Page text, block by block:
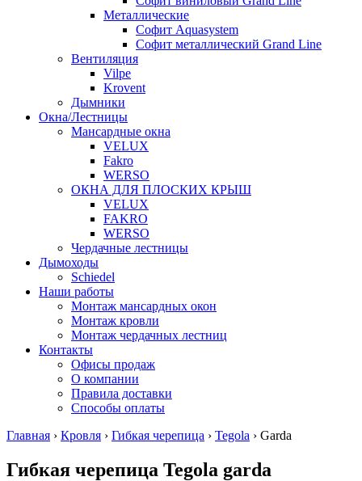
Металлические
Софит Aquasystem
Софит металлический Grand Line
Вентиляция
Vilpe
Krovent
Дымники
Окна/Лестницы
Мансардные окна
VELUX
Fakro
WERSO
ОКНА ДЛЯ ПЛОСКИХ КРЫШ
VELUX
FAKRO
WERSO
Чердачные лестницы
Дымоходы
Schiedel
Наши работы
Монтаж мансардных окон
Монтаж кровли
Монтаж чердачных лестниц
Контакты
Офисы продаж
О компании
Правила доставки
Способы оплаты
Главная › Кровля › Гибкая черепица › Tegola › Garda
Гибкая черепица Tegola garda